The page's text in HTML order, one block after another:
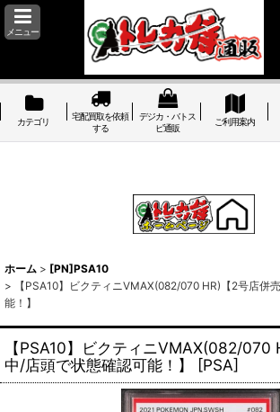
メニュー
カテゴリ
宅配買取を依頼
する
デジカ・バトス
ピ通販
ご利用案内
ホーム > [PN]PSA10
>
【PSA10】ビクティニVMAX(082/070 HR)【2号店併
能！】
【PSA10】ビクティニVMAX(082/070
中/店頭で状態確認可能！】
[PSA]